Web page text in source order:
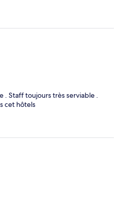
. Staff toujours très serviable .
cet hôtels